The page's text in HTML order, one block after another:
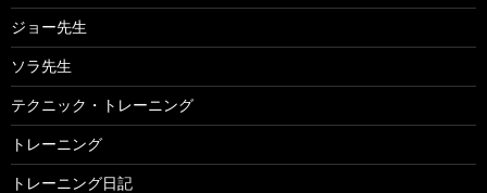
ジョー先生
ソラ先生
テクニック・トレーニング
トレーニング
トレーニング日記